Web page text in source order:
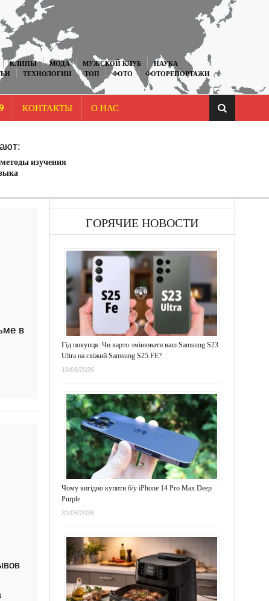
КЛИПЫ МОДА МУЖСКОЙ КЛУБ
НАУКА
ТЕХНОЛОГИИ ТОП ФОТО
ФОТОРЕПОРТАЖИ
КОНТАКТЫ О НАС
изучения
в
ГОРЯЧИЕ НОВОСТИ
Гід покупця: Чи варто змінювати ваш Samsung S23
Ultra на свіжий Samsung S25 FE?
16/06/2026
Чому вигідно купити б/у iPhone 14 Pro Max Deep
Purple
31/05/2026